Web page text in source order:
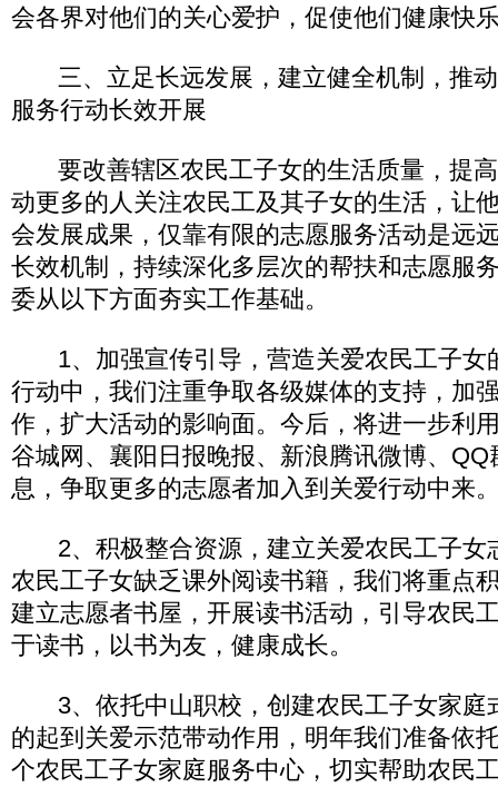
会各界对他们的关心爱护，促使他们健康快
三、立足长远发展，建立健全机制，推动
服务行动长效开展
要改善辖区农民工子女的生活质量，提高
动更多的人关注农民工及其子女的生活，让
会发展成果，仅靠有限的志愿服务活动是远
长效机制，持续深化多层次的帮扶和志愿服
委从以下方面夯实工作基础。
1、加强宣传引导，营造关爱农民工子女
行动中，我们注重争取各级媒体的支持，加
作，扩大活动的影响面。今后，将进一步利
谷城网、襄阳日报晚报、新浪腾讯微博、
息，争取更多的志愿者加入到关爱行动中来
2、积极整合资源，建立关爱农民工子女
农民工子女缺乏课外阅读书籍，我们将重点
建立志愿者书屋，开展读书活动，引导农民
于读书，以书为友，健康成长。
3、依托中山职校，创建农民工子女家庭
的起到关爱示范带动作用，明年我们准备依
个农民工子女家庭服务中心，切实帮助农民